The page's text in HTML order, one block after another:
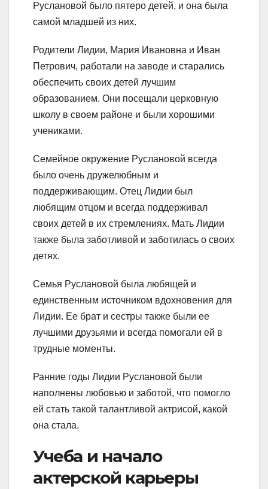
Руслановой было пятеро детей, и она была
самой младшей из них.
Родители Лидии, Мария Ивановна и Иван
Петрович, работали на заводе и старались
обеспечить своих детей лучшим
образованием. Они посещали церковную
школу в своем районе и были хорошими
учениками.
Семейное окружение Руслановой всегда
было очень дружелюбным и
поддерживающим. Отец Лидии был
любящим отцом и всегда поддерживал
своих детей в их стремлениях. Мать Лидии
также была заботливой и заботилась о своих
детях.
Семья Руслановой была любящей и
единственным источником вдохновения для
Лидии. Ее брат и сестры также были ее
лучшими друзьями и всегда помогали ей в
трудные моменты.
Ранние годы Лидии Руслановой были
наполнены любовью и заботой, что помогло
ей стать такой талантливой актрисой, какой
она стала.
Учеба и начало
актерской карьеры